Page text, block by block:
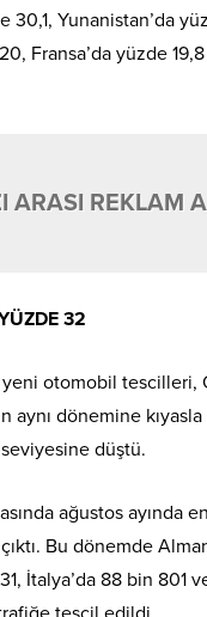
30,1, Yunanistan’da
Fransa’da yüzde
ARASI REKLAM
32
yeni otomobil tescilleri,
aynı dönemine
düştü.
ağustos ayında
Bu dönemde
İtalya’da 88 bin 801